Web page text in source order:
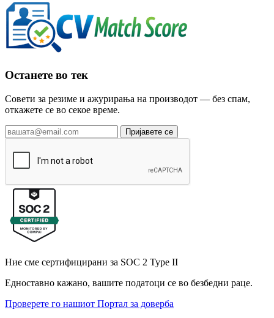
Останете во тек
Совети за резиме и ажурирања на производот — без спам,
откажете се во секое време.
Пријавете се
Ние сме сертифицирани за SOC 2 Type II
Едноставно кажано, вашите податоци се во безбедни раце.
Проверете го нашиот Портал за доверба